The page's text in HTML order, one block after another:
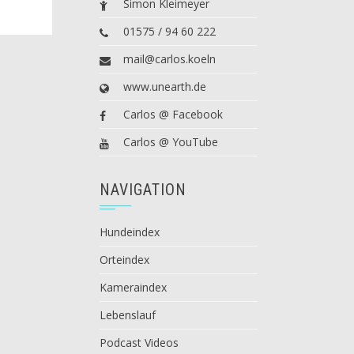
Simon Kleimeyer
01575 / 94 60 222
mail@carlos.koeln
www.unearth.de
Carlos @ Facebook
Carlos @ YouTube
NAVIGATION
Hundeindex
Orteindex
Kameraindex
Lebenslauf
Podcast Videos